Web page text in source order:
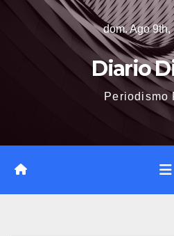
dom. Ago 9th,
Diario
Periodismo